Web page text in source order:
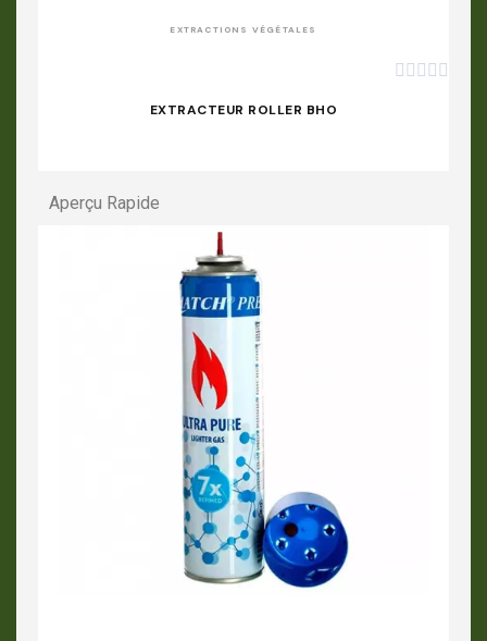
EXTRACTIONS VÉGÉTALES
    
EXTRACTEUR ROLLER BHO
Aperçu Rapide